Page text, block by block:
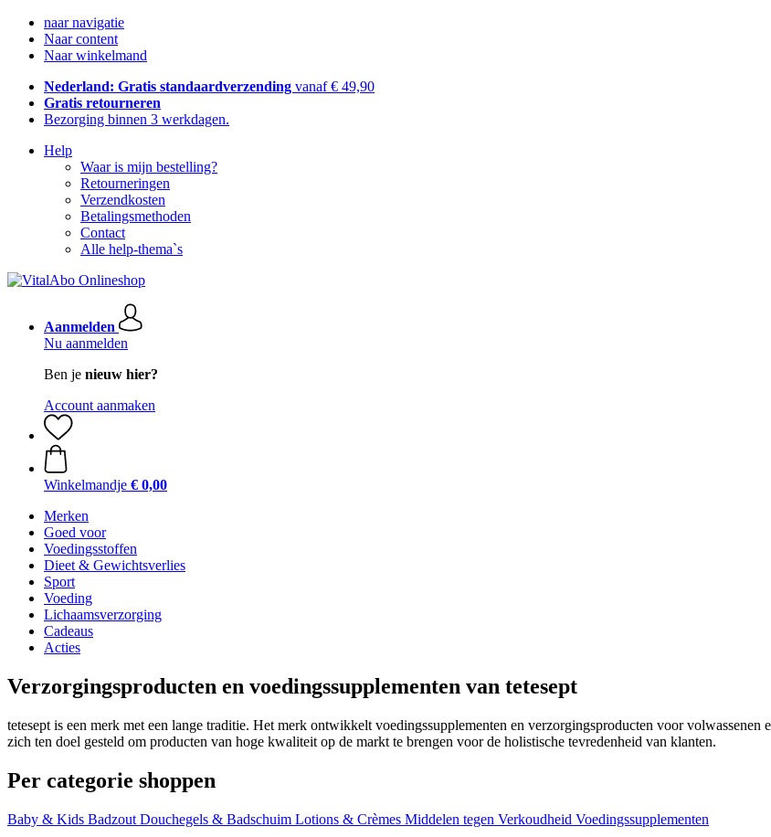
naar navigatie
Naar content
Naar winkelmand
Nederland: Gratis standaardverzending vanaf € 49,90
Gratis retourneren
Bezorging binnen 3 werkdagen.
Help
Waar is mijn bestelling?
Retourneringen
Verzendkosten
Betalingsmethoden
Contact
Alle help-thema`s
Aanmelden
Nu aanmelden
Ben je nieuw hier?
Account aanmaken
Winkelmandje € 0,00
Merken
Goed voor
Voedingsstoffen
Dieet & Gewichtsverlies
Sport
Voeding
Lichaamsverzorging
Cadeaus
Acties
Verzorgingsproducten en voedingssupplementen van tetesept
tetesept is een merk met een lange traditie. Het merk ontwikkelt voedingssupplementen en verzorgingsproducten voor
zich ten doel gesteld om producten van hoge kwaliteit op de markt te brengen voor de holistische tevredenheid van klanten.
Per categorie shoppen
Baby & Kids Badzout Douchegels & Badschuim Lotions & Crèmes Middelen tegen Verkoudheid Voedingssupplementen